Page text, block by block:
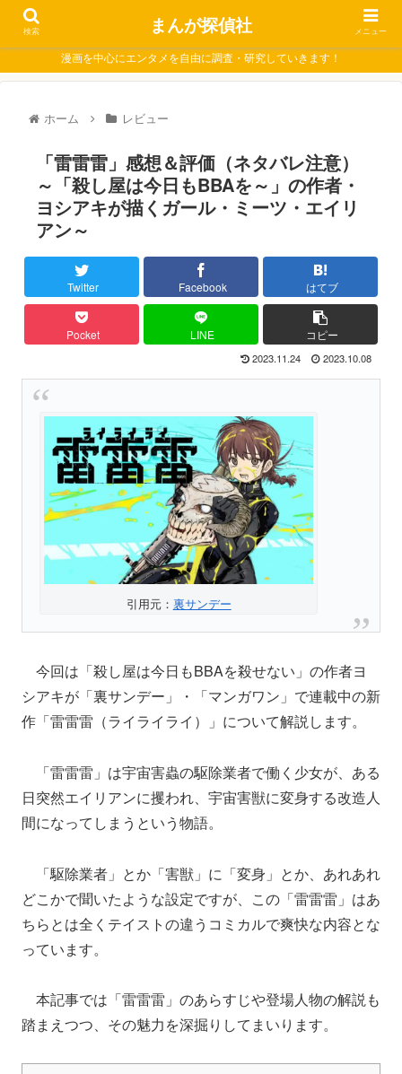
漫画を中心にエンタメを自由に調査・研究していきます！
ホーム レビュー
「雷雷雷」感想＆評価（ネタバレ注意）
～「殺し屋は今日もBBAを～」の作者・
ヨシアキが描くガール・ミーツ・エイリ
アン～
Twitter Facebook はてブ
Pocket LINE コピー
2023.11.24 2023.10.08
引用元： 裏サンデー
今回は「殺し屋は今日もBBAを殺せない」の作者ヨ
シアキが「裏サンデー」・「マンガワン」で連載中の新
作「雷雷雷（ライライライ）」について解説します。
「雷雷雷」は宇宙害蟲の駆除業者で働く少女が、ある
日突然エイリアンに攫われ、宇宙害獣に変身する改造人
間になってしまうという物語。
「駆除業者」とか「害獣」に「変身」とか、あれあれ
どこかで聞いたような設定ですが、この「雷雷雷」はあ
ちらとは全くテイストの違うコミカルで爽快な内容とな
っています。
本記事では「雷雷雷」のあらすじや登場人物の解説も
踏まえつつ、その魅力を深掘りしてまいります。
検索 まんが探偵社 メニュー